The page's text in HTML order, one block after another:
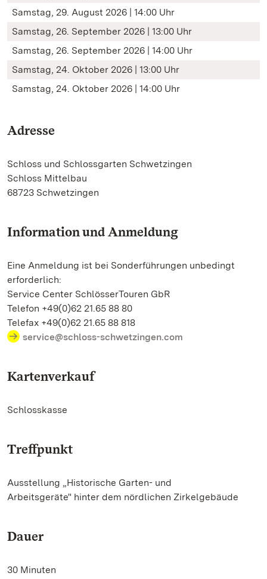
Samstag, 29. August 2026 | 14:00 Uhr
Samstag, 26. September 2026 | 13:00 Uhr
Samstag, 26. September 2026 | 14:00 Uhr
Samstag, 24. Oktober 2026 | 13:00 Uhr
Samstag, 24. Oktober 2026 | 14:00 Uhr
Adresse
Schloss und Schlossgarten Schwetzingen
Schloss Mittelbau
68723 Schwetzingen
Information und Anmeldung
Eine Anmeldung ist bei Sonderführungen unbedingt
erforderlich:
Service Center SchlösserTouren GbR
Telefon +49(0)62 21.65 88 80
Telefax +49(0)62 21.65 88 818
service@schloss-schwetzingen.com
Kartenverkauf
Schlosskasse
Treffpunkt
Ausstellung „Historische Garten- und
Arbeitsgeräte" hinter dem nördlichen Zirkelgebäude
Dauer
30 Minuten